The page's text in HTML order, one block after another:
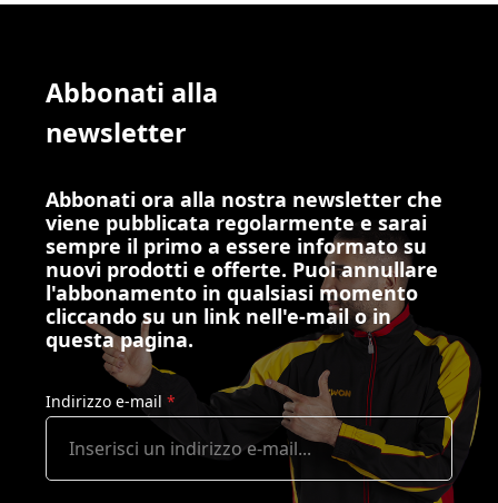
Abbonati alla
newsletter
Abbonati ora alla nostra newsletter che
viene pubblicata regolarmente e sarai
sempre il primo a essere informato su
nuovi prodotti e offerte. Puoi annullare
l'abbonamento in qualsiasi momento
cliccando su un link nell'e-mail o in
questa pagina.
Indirizzo e-mail *